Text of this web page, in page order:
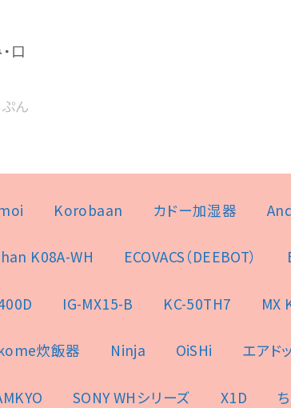
口
ん
Korobaan カドー加湿器
K08A-WH ECOVACS（DEEBOT）
IG-MX15-B KC-50TH7 MX
炊飯器 Ninja OiSHi エアド
SONY WHシリーズ X1D